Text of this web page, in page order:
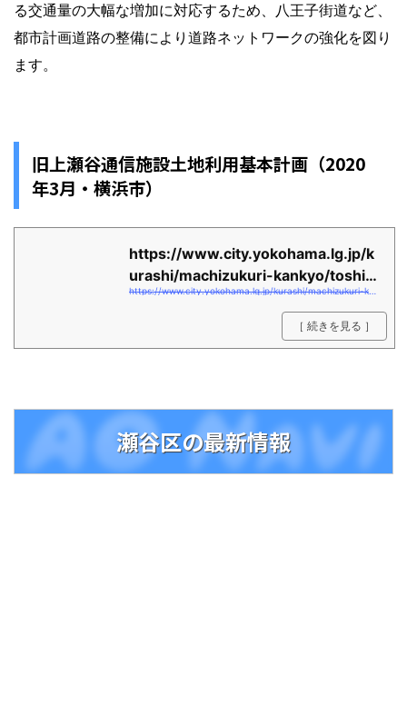
る交通量の大幅な増加に対応するため、八王子街道など、
都市計画道路の整備により道路ネットワークの強化を図り
ます。
旧上瀬⾕通信施設⼟地利⽤基本計画（2020
年3月・横浜市）
https://www.city.yokohama.lg.jp/k
urashi/machizukuri-kankyo/toshis
eibi/jokyo/s...
［ 続きを見る ］
瀬谷区の最新情報